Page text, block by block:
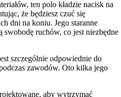
ten polo kładzie nacisk na
że będziesz czuć się
dni na koniu. Jego staranne
swobodę ruchów, co jest niezbędne
szczególnie odpowiednie do
zawodów. Oto kilka jego
aby wytrzymać